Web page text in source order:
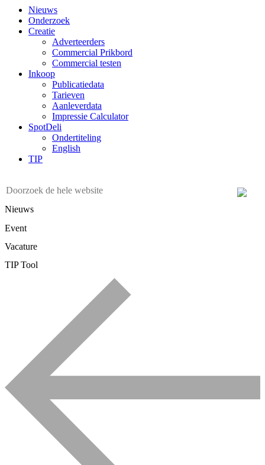
Nieuws
Onderzoek
Creatie
Adverteerders
Commercial Prikbord
Commercial testen
Inkoop
Publicatiedata
Tarieven
Aanleverdata
Impressie Calculator
SpotDeli
Ondertiteling
English
TIP
Nieuws
Event
Vacature
TIP Tool